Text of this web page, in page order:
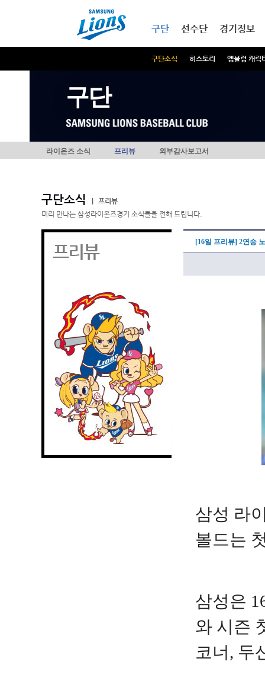
구단
구단소식 히스토리 엠블럼 캐릭
선수단 경기정보
구단
라이온즈 소식 프리뷰 외부감사보고서
구단소식
프리뷰
미리 만나는 삼성라이온즈경기 소식들을 전해 드립니다.
프리뷰 [16일 프리뷰] 2연승
삼성 라
볼드는
삼성은
와 시즌
코너, 두